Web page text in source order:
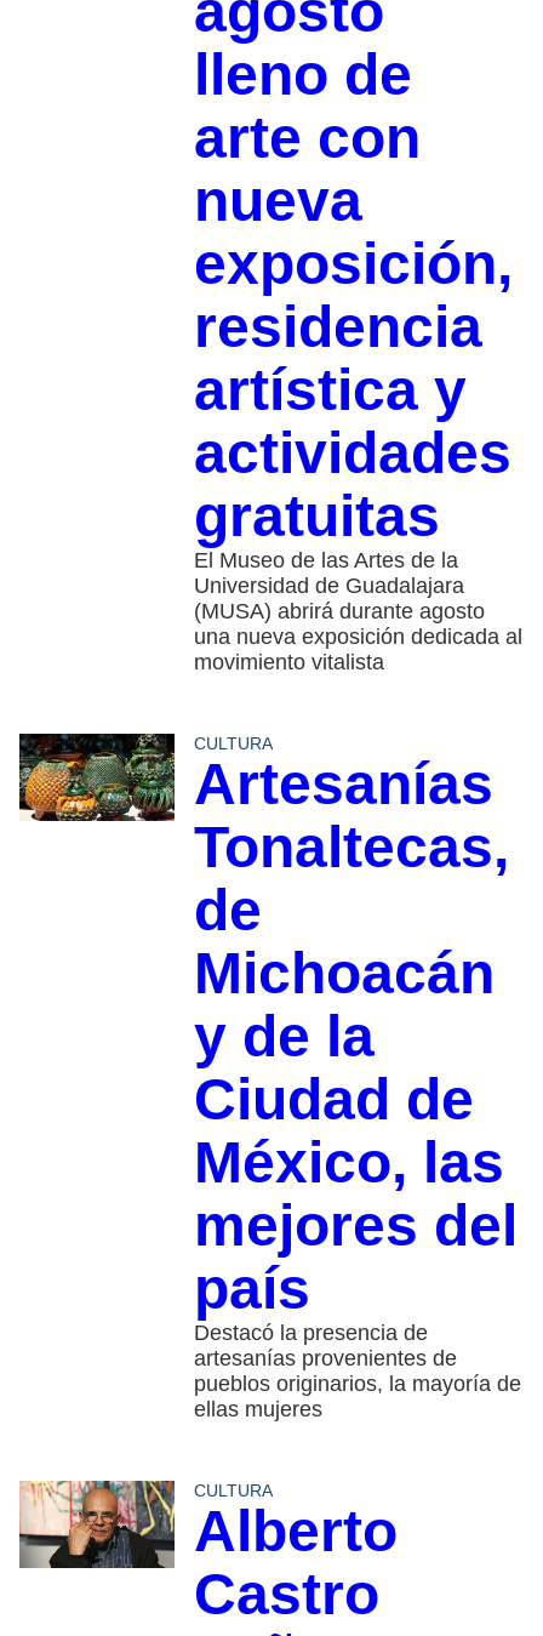
lleno de
arte con
nueva
exposición,
residencia
artística y
actividades
gratuitas
El Museo de las Artes de la
Universidad de Guadalajara
(MUSA) abrirá durante agosto
una nueva exposición dedicada al
movimiento vitalista
CULTURA
Artesanías
Tonaltecas,
de
Michoacán
y de la
Ciudad de
México, las
mejores del
país
Destacó la presencia de
artesanías provenientes de
pueblos originarios, la mayoría de
ellas mujeres
CULTURA
Alberto
Castro